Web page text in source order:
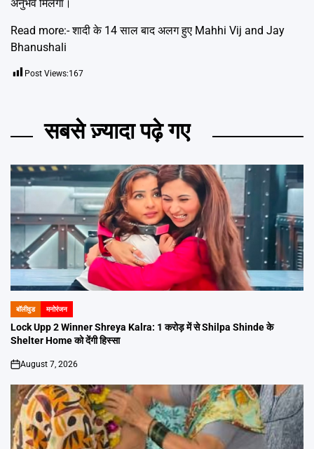
अनुभव मिलेगा।
Read more:-शादी के 14 साल बाद अलग हुए Mahhi Vij and Jay
Bhanushali
Post Views:167
सबसे ज़्यादा पढ़े गए
POSTED
IN
बॉलीवुड मनोरंजन
Lock Upp 2 Winner Shreya Kalra: 1 करोड़ में से Shilpa Shinde के
Shelter Home को देंगी हिस्सा
on
August 7, 2026